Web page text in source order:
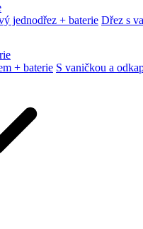
jednodřez + baterie Dřez s
+ baterie S vaničkou a